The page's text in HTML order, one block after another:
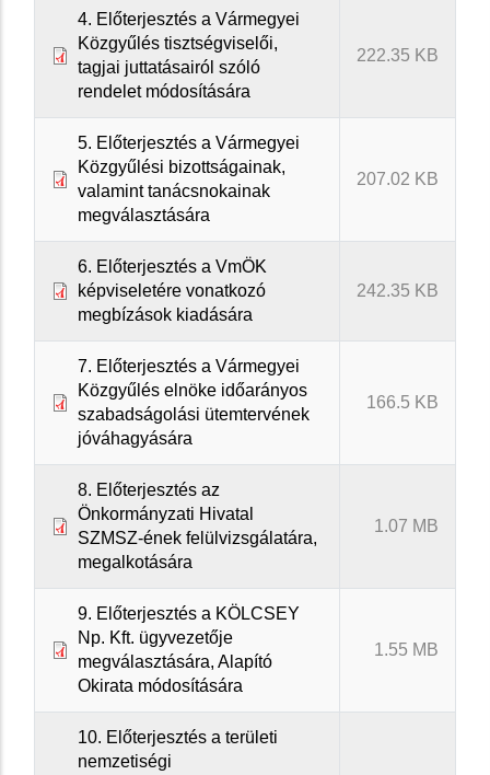
4. Előterjesztés a Vármegyei
Közgyűlés tisztségviselői,
tagjai juttatásairól szóló
rendelet módosítására
222.35 KB
5. Előterjesztés a Vármegyei
Közgyűlési bizottságainak,
valamint tanácsnokainak
megválasztására
207.02 KB
6. Előterjesztés a VmÖK
képviseletére vonatkozó
megbízások kiadására
242.35 KB
7. Előterjesztés a Vármegyei
Közgyűlés elnöke időarányos
szabadságolási ütemtervének
jóváhagyására
166.5 KB
8. Előterjesztés az
Önkormányzati Hivatal
SZMSZ-ének felülvizsgálatára,
megalkotására
1.07 MB
9. Előterjesztés a KÖLCSEY
Np. Kft. ügyvezetője
megválasztására, Alapító
Okirata módosítására
1.55 MB
10. Előterjesztés a területi
nemzetiségi